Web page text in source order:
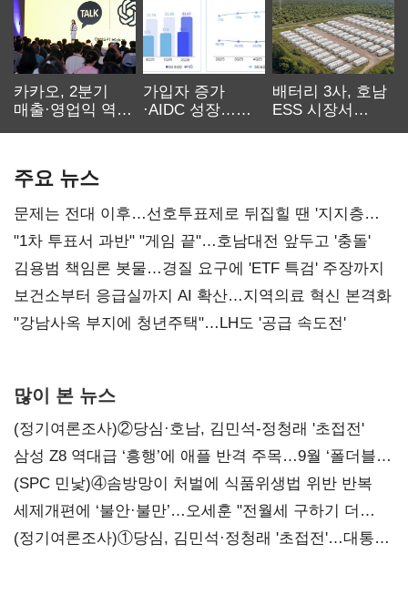
카카오, 2분기
매출·영업익 역대
가입자 증가
·AIDC 성장…
배터리 3사, 호남
ESS 시장서
주요 뉴스
문제는 전대 이후…선호투표제로 뒤집힐 땐 '지지층
불복'
"1차 투표서 과반" "게임 끝"…호남대전 앞두고 '충돌'
김용범 책임론 봇물…경질 요구에 'ETF 특검' 주장까지
보건소부터 응급실까지 AI 확산…지역의료 혁신 본격화
"강남사옥 부지에 청년주택"…LH도 '공급 속도전'
많이 본 뉴스
(정기여론조사)②당심·호남, 김민석-정청래 '초접전'
삼성 Z8 역대급 ‘흥행’에 애플 반격 주목…9월 ‘폴더블
대전’
(SPC 민낯)④솜방망이 처벌에 식품위생법 위반 반복
세제개편에 ‘불안·불만’…오세훈 "전월세 구하기 더
힘들어질 것"
(정기여론조사)①당심, 김민석·정청래 '초접전'…대통령